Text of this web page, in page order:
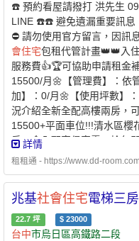
月平均所得低於 57,509 元
貼者動產限額：471 萬元以
宅 （房屋） ￭ 申請人及家庭
有 住宅￭ 或個別持有面積未
營住宅或 社會 住宅✅且未同
銀行⭐️業界首例跨業合作
的支付方式-* 每個月房租可
房租，快速建立個人信用*
創造公平的租屋環境 企業社
租屋居住環境 代租、代管、
一般房仲租屋找專業是房東
質物件【經紀業／租賃住宅
分公司】📌地址：台中市北
傑(114)高市字第01724號 附
學校。
☎️ 預約看屋請撥打 洪先生
LINE ☎️☎️ 避免遺漏重要訊息
⛔️ 請勿使用官方留言，因訊
會住宅包租代管計畫👑👑入
服務費👍🏆可協助申請租金
15500/月🌼【管理費】：依
加】：0/月🌼【使用坪數】
況介紹全新全配高樓兩房，
15500+平面車位!!!清水區櫻
房，含全配家俱家電，拎包
設投資興建，基地面積
平面式465個，車位配比
大廳、中庭花園、交誼廳、
室、廚藝教室、琴房、拳擊
市鎮之櫻」位台中市清水區
詳情
租租通 - https://www.dd-
兆基社會住宅電梯三
22.7 坪 $ 23000
台中市烏日區高鐵路二段